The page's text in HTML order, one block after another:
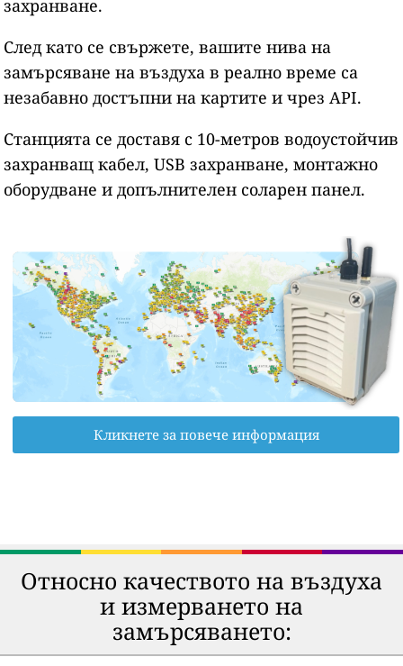
захранване.
След като се свържете, вашите нива на
замърсяване на въздуха в реално време са
незабавно достъпни на картите и чрез API.
Станцията се доставя с 10-метров водоустойчив
захранващ кабел, USB захранване, монтажно
оборудване и допълнителен соларен панел.
Кликнете за повече информация
Относно качеството на въздуха
и измерването на
замърсяването: